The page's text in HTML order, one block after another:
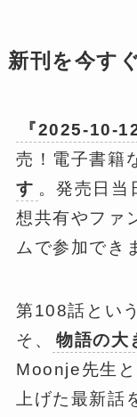
新刊を今す
『2025-10-
売！電子書籍
す 。発売日当
想共有やファ
ムで参加でき
第108話とい
そ、
物語の大
Moonje先生
上げた最新話